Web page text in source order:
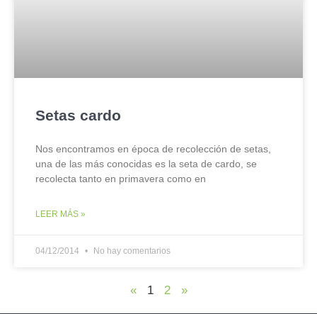
Setas cardo
Nos encontramos en época de recolección de setas,
una de las más conocidas es la seta de cardo, se
recolecta tanto en primavera como en
LEER MÁS »
04/12/2014 No hay comentarios
« 1 2 »